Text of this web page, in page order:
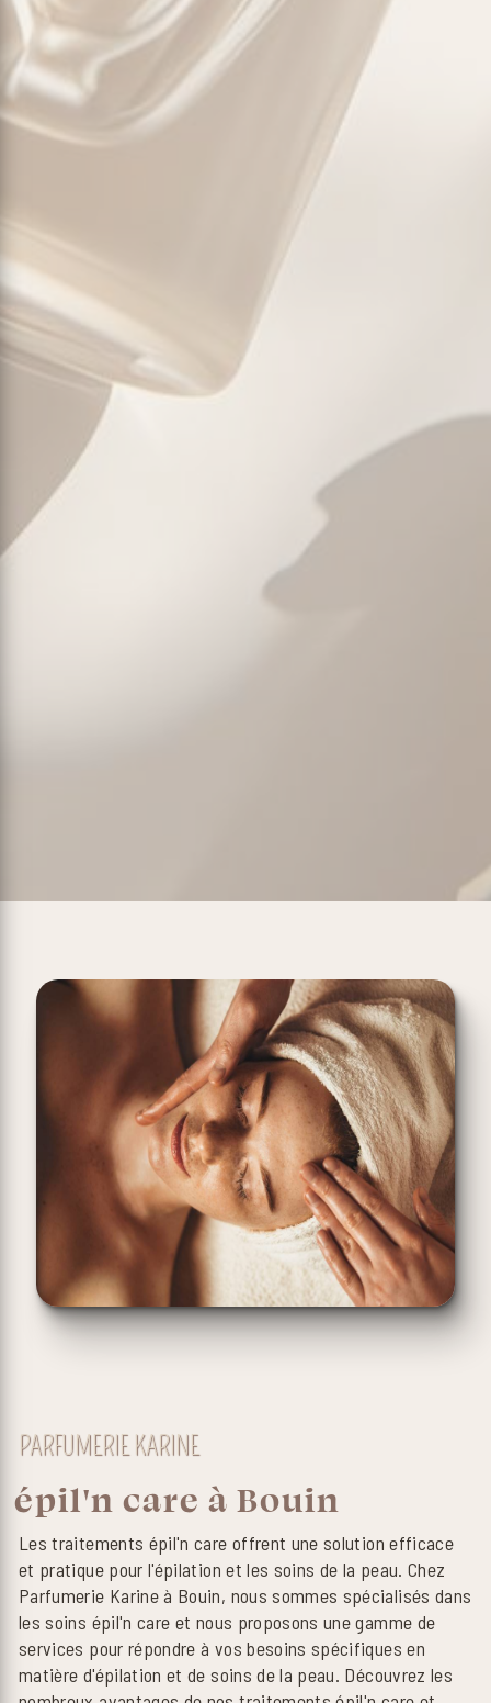
PARFUMERIE KARINE
épil'n care à Bouin
Les traitements épil'n care offrent une solution efficace
et pratique pour l'épilation et les soins de la peau. Chez
Parfumerie Karine à Bouin, nous sommes spécialisés dans
les soins épil'n care et nous proposons une gamme de
services pour répondre à vos besoins spécifiques en
matière d'épilation et de soins de la peau. Découvrez les